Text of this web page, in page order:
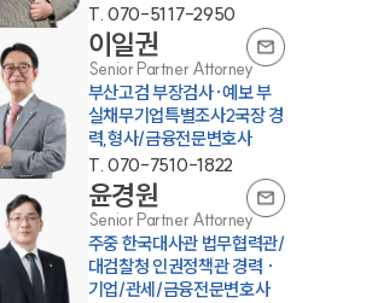
T. 070-5117-2950
이일권
Senior Partner Attorney
부산고검 부장검사·예보 부
실채무기업특별조사2국장 경
력,형사/금융전문변호사
T. 070-7510-1822
윤경원
Senior Partner Attorney
주중 한국대사관 법무협력관/
대검찰청 인권정책관 경력 ·
기업/관세/금융전문변호사